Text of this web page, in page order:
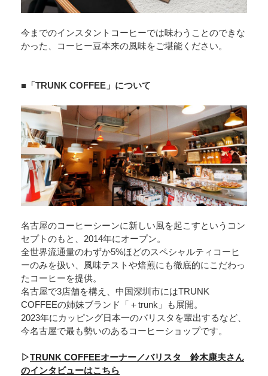
今までのインスタントコーヒーでは味わうことのできな
かった、コーヒー豆本来の風味をご堪能ください。
■「TRUNK COFFEE」について
名古屋のコーヒーシーンに新しい風を起こすというコン
セプトのもと、2014年にオープン。
全世界流通量のわずか5%ほどのスペシャルティコーヒ
ーのみを扱い、風味テストや焙煎にも徹底的にこだわっ
たコーヒーを提供。
名古屋で3店舗を構え、中国深圳市にはTRUNK
COFFEEの姉妹ブランド「＋trunk」も展開。
2023年にカッピング日本一のバリスタを輩出するなど、
今名古屋で最も勢いのあるコーヒーショップです。
▷TRUNK COFFEEオーナー／バリスタ 鈴木康夫さん
のインタビューはこちら